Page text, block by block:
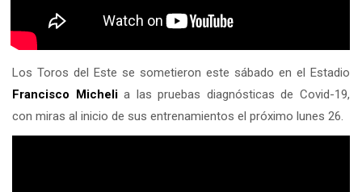
Los Toros del Este se sometieron este sábado en el Estadio
Francisco Michelia las pruebas diagnósticas de Covid-19,
con miras al inicio de sus entrenamientos el próximo lunes 26.